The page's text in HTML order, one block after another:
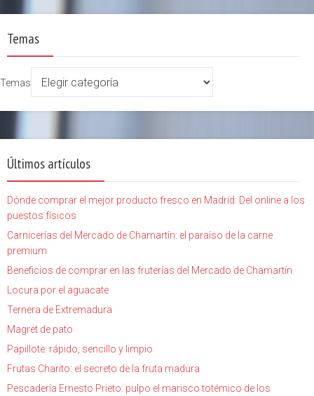
Temas
Temas
Últimos artículos
Dónde comprar el mejor producto fresco en Madrid: Del online a los
puestos físicos
Carnicerías del Mercado de Chamartín: el paraíso de la carne
premium
Beneficios de comprar en las fruterías del Mercado de Chamartín
Locura por el aguacate
Ternera de Extremadura
Magret de pato
Papillote: rápido, sencillo y limpio
Frutas Charito: el secreto de la fruta madura
Pescadería Ernesto Prieto: pulpo el marisco totémico de los